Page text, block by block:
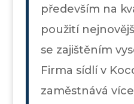
především na
použití
se zajištěním
Firma sídlí v
zaměstnává